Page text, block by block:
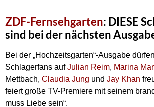
ZDF-Fernsehgarten: DIESE
sind bei der nächsten
Bei der „Hochzeitsgarten“-Ausgabe
Schlagerfans aufJulian Reim, Marina
Mettbach, Claudia Jung und Jay Khan
feiert große TV-Premiere mit seinem
muss Liebe sein“.